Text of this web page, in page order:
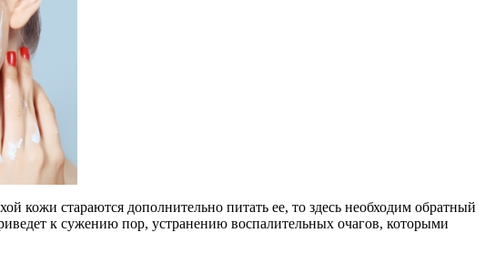
кожи стараются дополнительно питать ее, то здесь необходим обратный
к сужению пор, устранению воспалительных очагов, которыми